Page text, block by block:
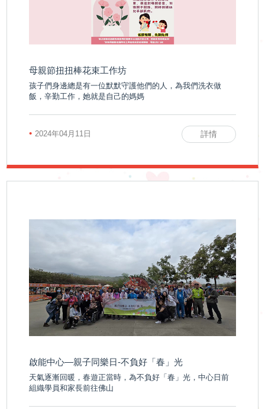
母親節扭扭棒花束工作坊
孩子們身邊總是有一位默默守護他們的人，為我們洗衣做
飯，辛勤工作​，她就是自己的媽媽
• 2024年04月11日 詳情
啟能中心—親子同樂日-不負好「春」光
天氣逐漸回暖，春遊正當時，為不負好「春」光，中心日前
組織學員和家長前往佛山